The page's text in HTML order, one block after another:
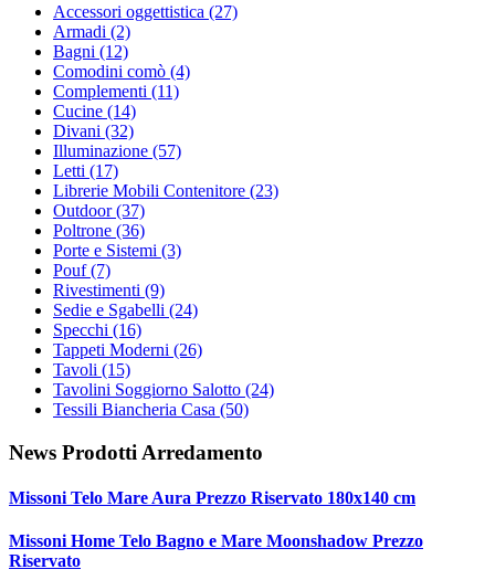
Accessori oggettistica (27)
Armadi (2)
Bagni (12)
Comodini comò (4)
Complementi (11)
Cucine (14)
Divani (32)
Illuminazione (57)
Letti (17)
Librerie Mobili Contenitore (23)
Outdoor(37)
Poltrone (36)
Porte e Sistemi (3)
Pouf(7)
Rivestimenti (9)
Sedie e Sgabelli (24)
Specchi (16)
Tappeti Moderni (26)
Tavoli (15)
Tavolini Soggiorno Salotto (24)
Tessili Biancheria Casa (50)
News Prodotti Arredamento
Missoni Telo Mare Aura Prezzo Riservato 180x140 cm
Missoni Home Telo Bagno e Mare Moonshadow Prezzo
Riservato